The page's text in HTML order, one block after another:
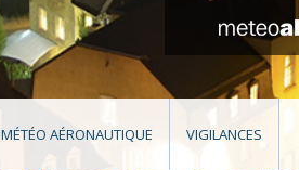
MÉTÉO AÉRONAUTIQUE VIGILANCES